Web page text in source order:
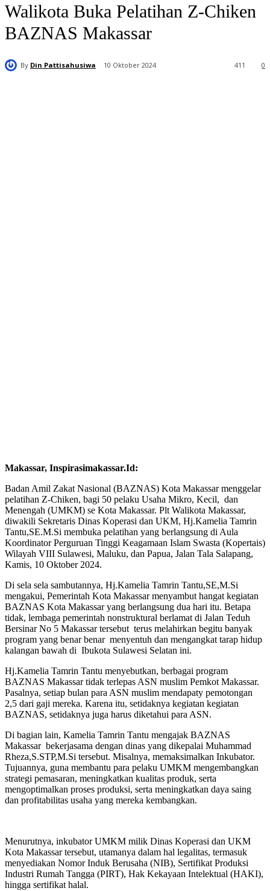
Walikota Buka Pelatihan Z-Chiken
BAZNAS Makassar
By Din Pattisahusiwa 10 Oktober 2024 0
411
Makassar, Inspirasimakassar.Id:
Badan Amil Zakat Nasional (BAZNAS) Kota Makassar menggelar
pelatihan Z-Chiken, bagi 50 pelaku Usaha Mikro, Kecil, dan
Menengah (UMKM) se Kota Makassar. Plt Walikota Makassar,
diwakili Sekretaris Dinas Koperasi dan UKM, Hj.Kamelia Tamrin
Tantu,SE.M.Si membuka pelatihan yang berlangsung di Aula
Koordinator Perguruan Tinggi Keagamaan Islam Swasta (Kopertais)
Wilayah VIII Sulawesi, Maluku, dan Papua, Jalan Tala Salapang,
Kamis, 10 Oktober 2024.
Di sela sela sambutannya, Hj.Kamelia Tamrin Tantu,SE,M.Si
mengakui, Pemerintah Kota Makassar menyambut hangat kegiatan
BAZNAS Kota Makassar yang berlangsung dua hari itu. Betapa
tidak, lembaga pemerintah nonstruktural berlamat di Jalan Teduh
Bersinar No 5 Makassar tersebut terus melahirkan begitu banyak
program yang benar benar menyentuh dan mengangkat tarap hidup
kalangan bawah di Ibukota Sulawesi Selatan ini.
Hj.Kamelia Tamrin Tantu menyebutkan, berbagai program
BAZNAS Makassar tidak terlepas ASN muslim Pemkot Makassar.
Pasalnya, setiap bulan para ASN muslim mendapaty pemotongan
2,5 dari gaji mereka. Karena itu, setidaknya kegiatan kegiatan
BAZNAS, setidaknya juga harus diketahui para ASN.
Di bagian lain, Kamelia Tamrin Tantu mengajak BAZNAS
Makassar bekerjasama dengan dinas yang dikepalai Muhammad
Rheza,S.STP,M.Si tersebut. Misalnya, memaksimalkan Inkubator.
Tujuannya, guna membantu para pelaku UMKM mengembangkan
strategi pemasaran, meningkatkan kualitas produk, serta
mengoptimalkan proses produksi, serta meningkatkan daya saing
dan profitabilitas usaha yang mereka kembangkan.
Menurutnya, inkubator UMKM milik Dinas Koperasi dan UKM
Kota Makassar tersebut, utamanya dalam hal legalitas, termasuk
menyediakan Nomor Induk Berusaha (NIB), Sertifikat Produksi
Industri Rumah Tangga (PIRT), Hak Kekayaan Intelektual (HAKI),
hingga sertifikat halal.